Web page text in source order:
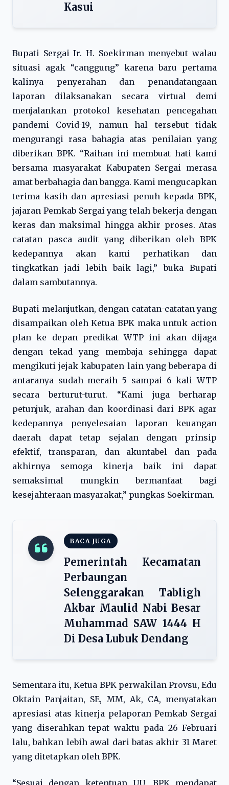
Kasui
Bupati Sergai Ir. H. Soekirman menyebut walau
situasi agak “canggung” karena baru pertama
kalinya penyerahan dan penandatangaan
laporan dilaksanakan secara virtual demi
menjalankan protokol kesehatan pencegahan
pandemi Covid-19, namun hal tersebut tidak
mengurangi rasa bahagia atas penilaian yang
diberikan BPK. “Raihan ini membuat hati kami
bersama masyarakat Kabupaten Sergai merasa
amat berbahagia dan bangga. Kami mengucapkan
terima kasih dan apresiasi penuh kepada BPK,
jajaran Pemkab Sergai yang telah bekerja dengan
keras dan maksimal hingga akhir proses. Atas
catatan pasca audit yang diberikan oleh BPK
kedepannya akan kami perhatikan dan
tingkatkan jadi lebih baik lagi,” buka Bupati
dalam sambutannya.
Bupati melanjutkan, dengan catatan-catatan yang
disampaikan oleh Ketua BPK maka untuk action
plan ke depan predikat WTP ini akan dijaga
dengan tekad yang membaja sehingga dapat
mengikuti jejak kabupaten lain yang beberapa di
antaranya sudah meraih 5 sampai 6 kali WTP
secara berturut-turut. “Kami juga berharap
petunjuk, arahan dan koordinasi dari BPK agar
kedepannya penyelesaian laporan keuangan
daerah dapat tetap sejalan dengan prinsip
efektif, transparan, dan akuntabel dan pada
akhirnya semoga kinerja baik ini dapat
semaksimal mungkin bermanfaat bagi
kesejahteraan masyarakat,” pungkas Soekirman.
BACA JUGA
Pemerintah Kecamatan
Perbaungan
Selenggarakan Tabligh
Akbar Maulid Nabi Besar
Muhammad SAW 1444 H
Di Desa Lubuk Dendang
Sementara itu, Ketua BPK perwakilan Provsu, Edu
Oktain Panjaitan, SE, MM, Ak, CA, menyatakan
apresiasi atas kinerja pelaporan Pemkab Sergai
yang diserahkan tepat waktu pada 26 Februari
lalu, bahkan lebih awal dari batas akhir 31 Maret
yang ditetapkan oleh BPK.
“Sesuai dengan ketentuan UU, BPK mendapat